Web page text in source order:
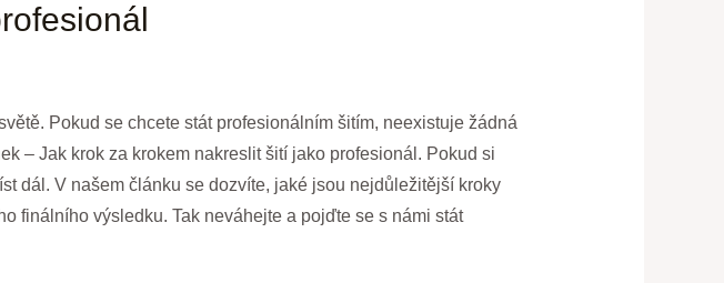
Pokud se chcete stát profesionálním šitím, neexistuje žádná
– Jak krok za krokem nakreslit šití jako profesionál. Pokud si
dál. V našem článku se dozvíte, jaké jsou nejdůležitější kroky
finálního výsledku. Tak neváhejte a pojďte se s námi stát